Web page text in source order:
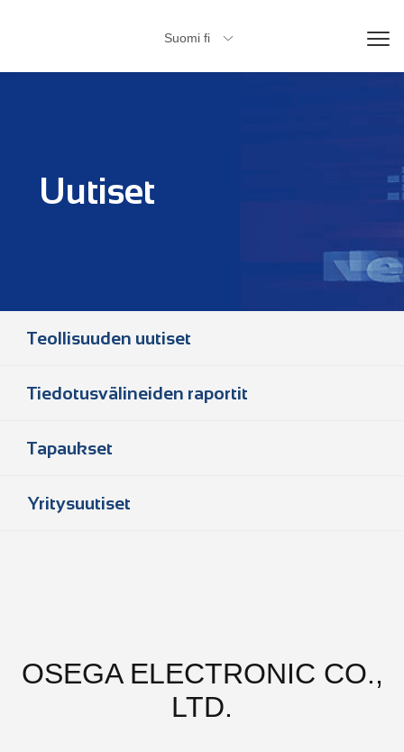
Suomi fi 
Uutiset
Teollisuuden uutiset
Tiedotusvälineiden raportit
Tapaukset
Yritysuutiset
OSEGA ELECTRONIC CO.,
LTD.